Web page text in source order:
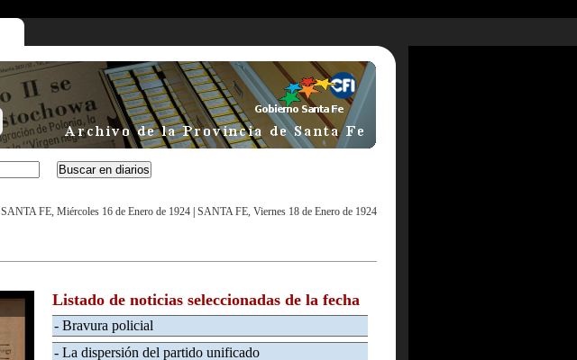
SANTA FE, Miércoles 16 de Enero de 1924 SANTA FE, Viernes 18 de Enero de 1924
Listado de noticias seleccionadas de la fecha
- Bravura policial
- La dispersión del partido unificado